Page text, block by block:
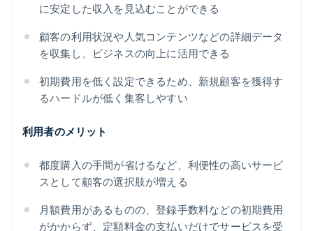
に安定した収入を見込むことができる
顧客の利用状況や人気コンテンツなどの詳細データ
を収集し、ビジネスの向上に活用できる
初期費用を低く設定できるため、新規顧客を獲得す
るハードルが低く集客しやすい
利用者のメリット
都度購入の手間が省けるなど、利便性の高いサービ
スとして顧客の選択肢が増える
月額費用があるものの、登録手数料などの初期費用
がかからず、定額料金の支払いだけでサービスを受